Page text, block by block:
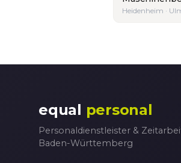
Heidenheim ·
equal personal
Personaldienstleister &
Baden-Württemberg